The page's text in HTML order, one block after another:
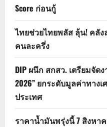
Score ก่อนกู้
ไทยช่วยไทยพลัส ลุ้น! คลั
คนละครึ่ง
DIP ผนึก สกสว. เตรียมจัดง
2026” ยกระดับมูลค่าทาง
ประเทศ
ราคาน้ำมันพรุ่งนี้ 7 สิงหา